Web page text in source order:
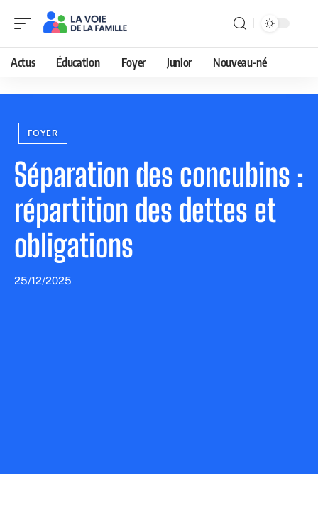
Actus Éducation Foyer Junior Nouveau-né
FOYER
Séparation des concubins :
répartition des dettes et
obligations
25/12/2025